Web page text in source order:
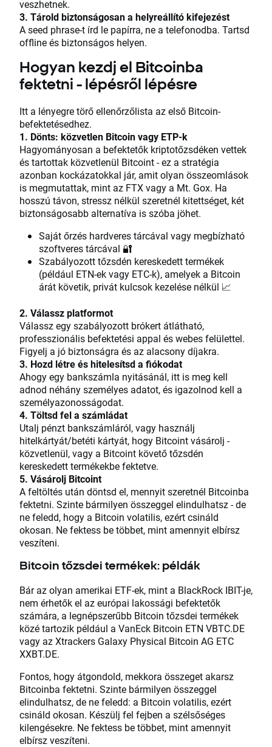
veszhetnek.
3. Tárold biztonságosan a helyreállító kifejezést
A seed phrase-t írd le papírra, ne a telefonodba. Tartsd
offline és biztonságos helyen.
Hogyan kezdj el Bitcoinba
fektetni - lépésről lépésre
Itt a lényegre törő ellenőrzőlista az első Bitcoin-
befektetésedhez.
1. Dönts: közvetlen Bitcoin vagy ETP-k
Hagyományosan a befektetők kriptotőzsdéken vettek
és tartottak közvetlenül Bitcoint - ez a stratégia
azonban kockázatokkal jár, amit olyan összeomlások
is megmutattak, mint az FTX vagy a Mt. Gox. Ha
hosszú távon, stressz nélkül szeretnél kitettséget, két
biztonságosabb alternatíva is szóba jöhet.
Saját őrzés hardveres tárcával vagy megbízható
szoftveres tárcával 🔐
Szabályozott tőzsdén kereskedett termékek
(például ETN-ek vagy ETC-k), amelyek a Bitcoin
árát követik, privát kulcsok kezelése nélkül 📈
2. Válassz platformot
Válassz egy szabályozott brókert átlátható,
professzionális befektetési appal és webes felülettel.
Figyelj a jó biztonságra és az alacsony díjakra.
3. Hozd létre és hitelesítsd a fiókodat
Ahogy egy bankszámla nyitásánál, itt is meg kell
adnod néhány személyes adatot, és igazolnod kell a
személyazonosságodat.
4. Töltsd fel a számládat
Utalj pénzt bankszámláról, vagy használj
hitelkártyát/betéti kártyát, hogy Bitcoint vásárolj -
közvetlenül, vagy a Bitcoint követő tőzsdén
kereskedett termékekbe fektetve.
5. Vásárolj Bitcoint
A feltöltés után döntsd el, mennyit szeretnél Bitcoinba
fektetni. Szinte bármilyen összeggel elindulhatsz - de
ne feledd, hogy a Bitcoin volatilis, ezért csináld
okosan. Ne fektess be többet, mint amennyit elbírsz
veszíteni.
Bitcoin tőzsdei termékek: példák
Bár az olyan amerikai ETF-ek, mint a BlackRock IBIT-je,
nem érhetők el az európai lakossági befektetők
számára, a legnépszerűbb Bitcoin tőzsdei termékek
közé tartozik például a VanEck Bitcoin ETN VBTC.DE
vagy az Xtrackers Galaxy Physical Bitcoin AG ETC
XXBT.DE.
Fontos, hogy átgondold, mekkora összeget akarsz
Bitcoinba fektetni. Szinte bármilyen összeggel
elindulhatsz, de ne feledd: a Bitcoin volatilis, ezért
csináld okosan. Készülj fel fejben a szélsőséges
kilengésekre. Ne fektess be többet, mint amennyit
elbírsz veszíteni.